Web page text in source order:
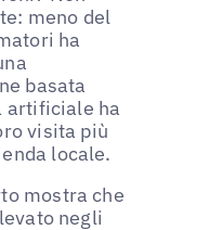
meno del
ha
basata
artificiale ha
visita più
locale.
mostra che
negli